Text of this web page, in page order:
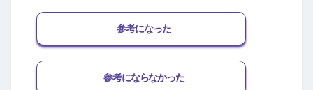
参考になった
参考にならなかった